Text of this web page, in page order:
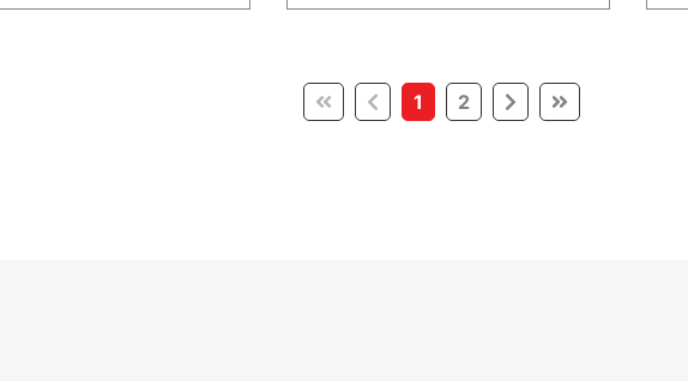
1 (current)
2